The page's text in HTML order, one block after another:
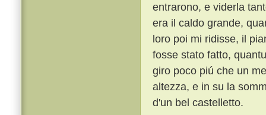
entrarono, e viderla
era il caldo grande,
loro poi mi ridisse, il
fosse stato fatto,
giro poco piú che un
altezza, e in su la
d'un bel castelletto.